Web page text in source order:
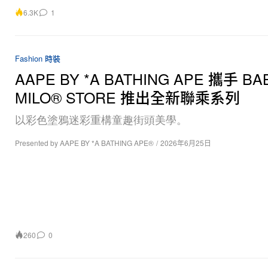
6.3K 1
Fashion 時裝
AAPE BY *A BATHING APE 攜手
MILO®️ STORE 推出全新聯乘系列
以彩色塗鴉迷彩重構童趣街頭美學。
Presented by AAPE BY *A BATHING APE® / 2026年6月25日
260 0